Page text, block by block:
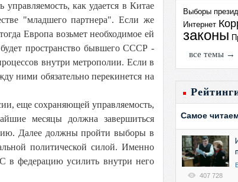
как удается в Китае
"младшего партнера". Если же
Европа возьмет необходимое ей
пространство бывшего СССР -
внутри метрополии. Если в
ними обязательно перекинется на
еще сохраняющей управляемость,
месяцы должна завершиться
Далее должны пройти выборы в
политической силой. Именно
в федерацию усилить внутри него
Выборы
Интернет
законы
все темы →
Самое
407 728